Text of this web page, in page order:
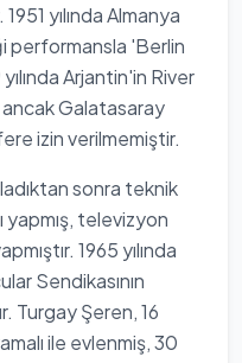
yılında Almanya
performansla 'Berlin
yılında Arjantin'in River
ancak Galatasaray
izin verilmemiştir.
sonra teknik
televizyon
1965 yılında
Sendikasının
Turgay Şeren, 16
ile evlenmiş, 30